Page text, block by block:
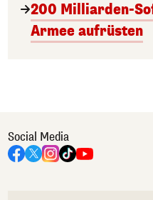
200 Milliarden-
Armee aufrüsten
Social Media